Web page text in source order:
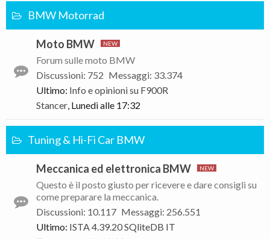
BMW Motorrad
Moto BMW
Forum sulle moto BMW
Discussioni: 752 Messaggi: 33.374
Ultimo: Info e opinioni su F900R
Stancer, Lunedì alle 17:32
Tuning & Hi-Fi Car BMW
Meccanica ed elettronica BMW
Questo è il posto giusto per ricevere e dare consigli su
come preparare la meccanica.
Discussioni: 10.117 Messaggi: 256.551
Ultimo: ISTA 4.39.20 SQliteDB IT